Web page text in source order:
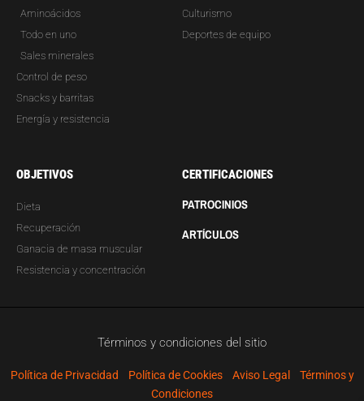
Aminoácidos
Todo en uno
Sales minerales
Control de peso
Snacks y barritas
Energía y resistencia
Culturismo
Deportes de equipo
OBJETIVOS
Dieta
Recuperación
Ganacia de masa muscular
Resistencia y concentración
CERTIFICACIONES
PATROCINIOS
ARTÍCULOS
Términos y condiciones del sitio
Política de Privacidad Política de Cookies Aviso Legal
Términos y
Condiciones